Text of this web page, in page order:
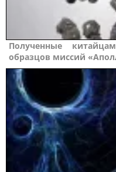
Полученные
образцов миссий